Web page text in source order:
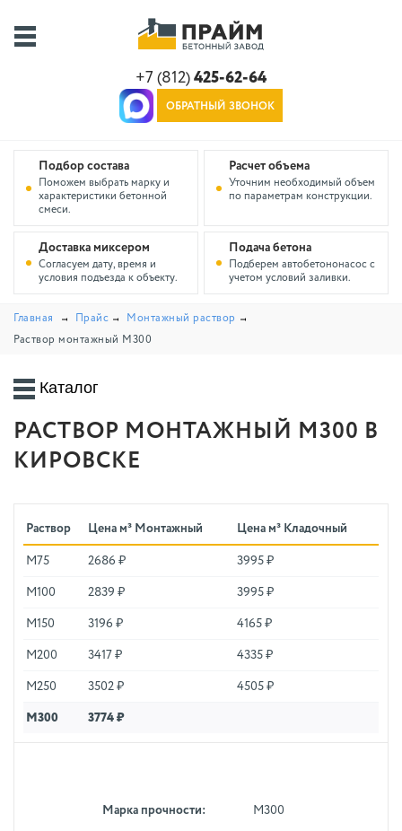
+7 (812) 425-62-64
ОБРАТНЫЙ ЗВОНОК
Подбор состава
Поможем выбрать марку и
характеристики бетонной
смеси.
Расчет объема
Уточним необходимый объем
по параметрам конструкции.
Доставка миксером
Согласуем дату, время и
условия подъезда к объекту.
Подача бетона
Подберем автобетононасос с
учетом условий заливки.
Главная Прайс
Монтажный раствор
Раствор монтажный М300
Каталог
РАСТВОР МОНТАЖНЫЙ М300 В
КИРОВСКЕ
Раствор Цена м³ Монтажный Цена м³ Кладочный
М75 2686 ₽ 3995 ₽
М100 2839 ₽ 3995 ₽
М150 3196 ₽ 4165 ₽
М200 3417 ₽ 4335 ₽
М250 3502 ₽ 4505 ₽
М300 3774 ₽
Марка прочности: М300